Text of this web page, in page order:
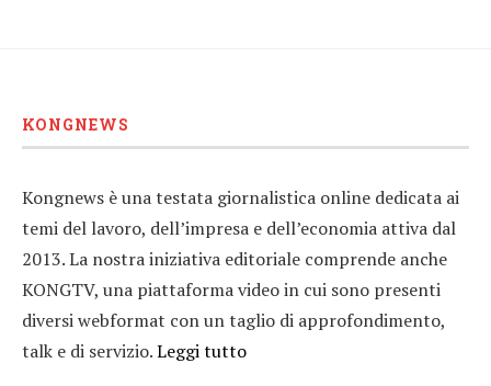
KONGNEWS
Kongnews è una testata giornalistica online dedicata ai
temi del lavoro, dell’impresa e dell’economia attiva dal
2013. La nostra iniziativa editoriale comprende anche
KONGTV, una piattaforma video in cui sono presenti
diversi webformat con un taglio di approfondimento,
talk e di servizio.Leggi tutto